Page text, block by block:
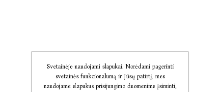
Svetainėje naudojami slapukai. Norėdami pagerinti
svetainės funkcionalumą ir Jūsų patirtį, mes
naudojame slapukus prisijungimo duomenims įsiminti,